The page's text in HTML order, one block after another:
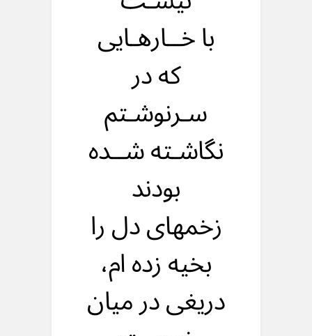
با خــارهـایی
که در
سـرنوشـتم
نگاشـته شــده
بودند
زخمهای دل را
بخیه زده ام،
دریغی در میان